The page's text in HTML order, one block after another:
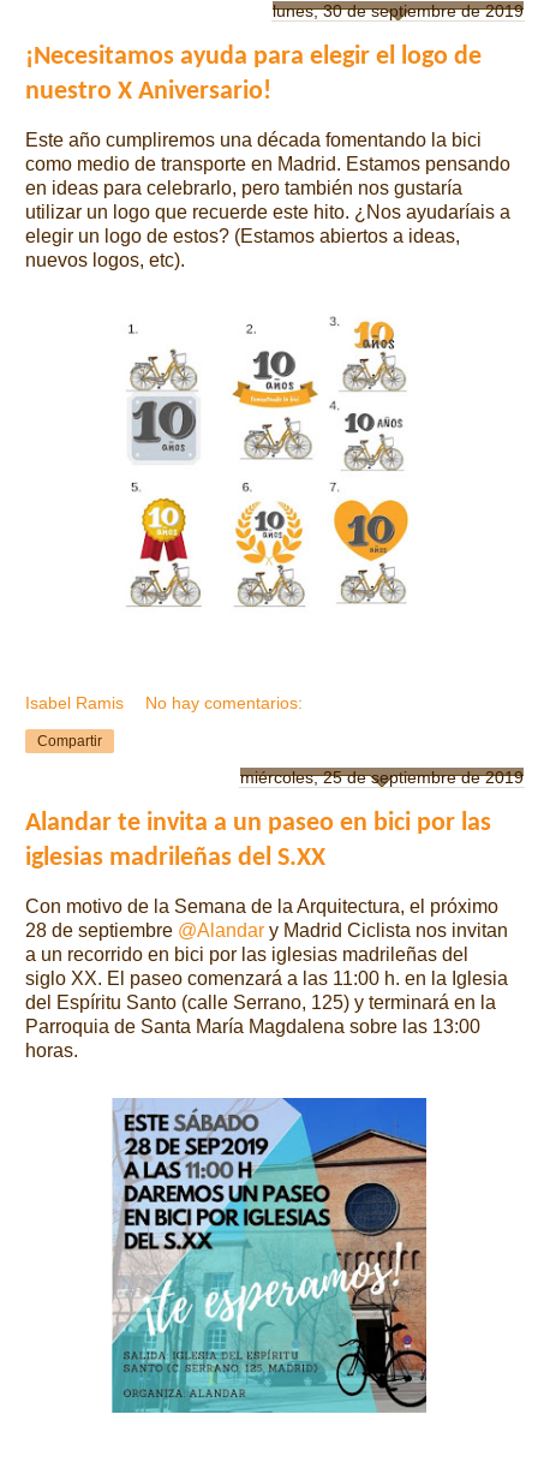
lunes, 30 de septiembre de 2019
¡Necesitamos ayuda para elegir el logo de
nuestro X Aniversario!
Este año cumpliremos una década fomentando la bici
como medio de transporte en Madrid. Estamos pensando
en ideas para celebrarlo, pero también nos gustaría
utilizar un logo que recuerde este hito. ¿Nos ayudaríais a
elegir un logo de estos? (Estamos abiertos a ideas,
nuevos logos, etc).
Isabel Ramis No hay comentarios:
Compartir
miércoles, 25 de septiembre de 2019
Alandar te invita a un paseo en bici por las
iglesias madrileñas del S.XX
Con motivo de la Semana de la Arquitectura, el próximo
28 de septiembre @Alandar y Madrid Ciclista nos invitan
a un recorrido en bici por las iglesias madrileñas del
siglo XX. El paseo comenzará a las 11:00 h. en la Iglesia
del Espíritu Santo (calle Serrano, 125) y terminará en la
Parroquia de Santa María Magdalena sobre las 13:00
horas.